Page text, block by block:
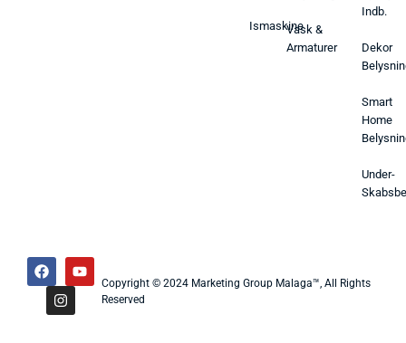
IsmaskineVask &
Armaturer
Indb.
Dekor
Smart
Home
Under-
Copyright © 2024 Marketing Group Malaga™, All Rights
Reserved